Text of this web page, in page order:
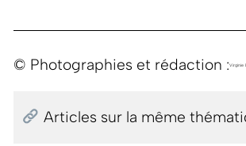
© Photographies et rédaction :Virginie
Articles sur la même